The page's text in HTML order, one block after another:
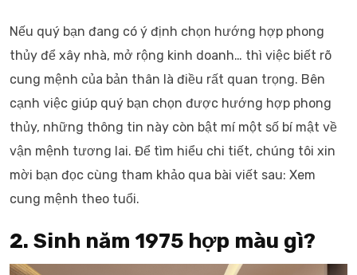
Nếu quý bạn đang có ý định chọn hướng hợp phong
thủy để xây nhà, mở rộng kinh doanh… thì việc biết rõ
cung mệnh của bản thân là điều rất quan trọng. Bên
cạnh việc giúp quý bạn chọn được hướng hợp phong
thủy, những thông tin này còn bật mí một số bí mật về
vận mệnh tương lai. Để tìm hiểu chi tiết, chúng tôi xin
mời bạn đọc cùng tham khảo qua bài viết sau: Xem
cung mệnh theo tuổi.
2. Sinh năm 1975 hợp màu gì?